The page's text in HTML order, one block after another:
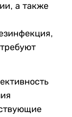
а также